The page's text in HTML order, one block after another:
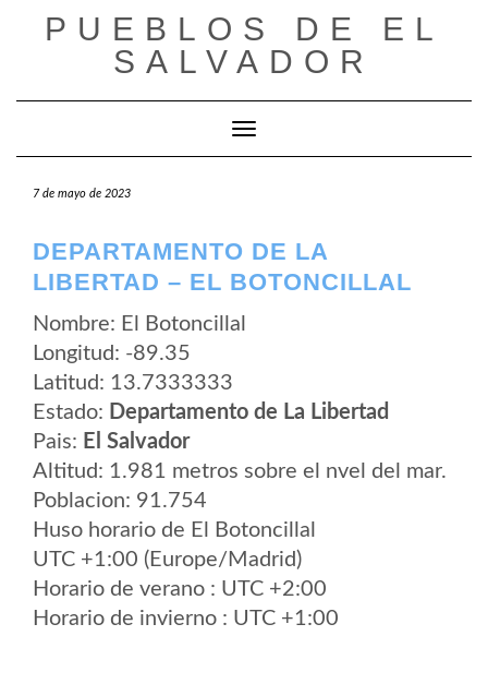
PUEBLOS DE EL
SALVADOR
Cambiar modo de navegación
7 de mayo de 2023
DEPARTAMENTO DE LA
LIBERTAD – EL BOTONCILLAL
Nombre: El Botoncillal
Longitud: -89.35
Latitud: 13.7333333
Estado: Departamento de La Libertad
Pais: El Salvador
Altitud: 1.981 metros sobre el nvel del mar.
Poblacion: 91.754
Huso horario de El Botoncillal
UTC +1:00 (Europe/Madrid)
Horario de verano : UTC +2:00
Horario de invierno : UTC +1:00